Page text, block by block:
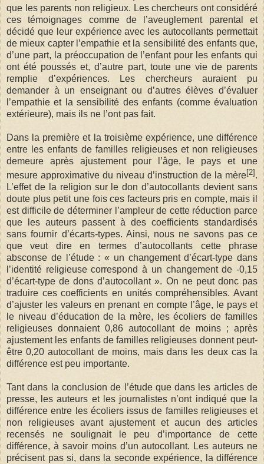
que les parents non religieux. Les chercheurs ont considéré
ces témoignages comme de l’aveuglement parental et
décidé que leur expérience avec les autocollants permettait
de mieux capter l’empathie et la sensibilité des enfants que,
d’une part, la préoccupation de l’enfant pour les enfants qui
ont été poussés et, d’autre part, toute une vie de parents
remplie d’expériences. Les chercheurs auraient pu
demander à un enseignant ou d’autres élèves d’évaluer
l’empathie et la sensibilité des enfants (comme évaluation
extérieure), mais ils ne l’ont pas fait.
Dans la première et la troisième expérience, une différence
entre les enfants de familles religieuses et non religieuses
demeure après ajustement pour l’âge, le pays et une
mesure approximative du niveau d’instruction de la mère[2] .
L’effet de la religion sur le don d’autocollants devient sans
doute plus petit une fois ces facteurs pris en compte, mais il
est difficile de déterminer l’ampleur de cette réduction parce
que les auteurs passent à des coefficients standardisés
sans fournir d’écarts-types. Ainsi, nous ne savons pas ce
que veut dire en termes d’autocollants cette phrase
absconse de l’étude : « un changement d’écart-type dans
l’identité religieuse correspond à un changement de -0,15
d’écart-type de dons d’autocollant ». On ne peut donc pas
traduire ces coefficients en unités compréhensibles. Avant
d’ajuster les valeurs en prenant en compte l’âge, le pays et
le niveau d’éducation de la mère, les écoliers de familles
religieuses donnaient 0,86 autocollant de moins ; après
ajustement les enfants de familles religieuses donnent peut-
être 0,20 autocollant de moins, mais dans les deux cas la
différence est peu importante.
Tant dans la conclusion de l’étude que dans les articles de
presse, les auteurs et les journalistes n’ont indiqué que la
différence entre les écoliers issus de familles religieuses et
non religieuses avant ajustement et aucun des articles
recensés ne soulignait le peu d’importance de cette
différence, à savoir moins d’un autocollant. Les auteurs ne
précisent pas si, dans la seconde expérience, la différence